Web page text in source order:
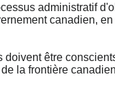
administratif
canadien,
être
la frontière